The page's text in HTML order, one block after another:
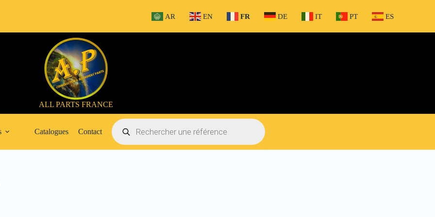
AR EN FR DE IT PT ES
ALL PARTS FRANCE
Catalogues Contact
Recherche
de
produits